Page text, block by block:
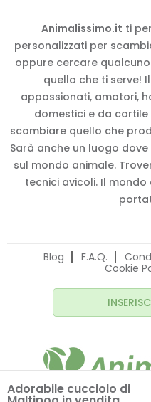
Adorabile cucciolo di
Animalissimo.it ti
personalizzati per
oppure cercare
quello che ti serve!
appassionati, amatori,
domestici e da
scambiare quello che
Sarà anche un luogo
sul mondo animale.
tecnici avicoli. Il
Blog F.A.Q.
Cookie